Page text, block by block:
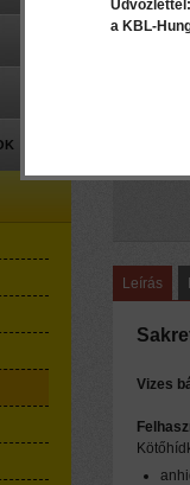
Leírás
Vizes
Üdvözlettel:
a KBL-